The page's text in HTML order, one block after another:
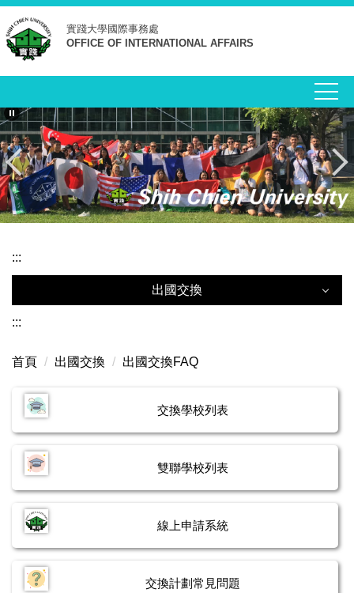
跳
到
主
要
容
區
實踐大學國際事務處
OFFICE OF INTERNATIONAL AFFAIRS
:::
出國交換
交換暨雙聯計畫最新消息
單學期交換學校列表
交換計劃常見問題
交換暨雙聯計畫表單下載
交換計劃心得
:::
首頁 出國交換 出國交換FAQ
交換學校列表
雙聯學校列表
線上申請系統
交換計劃常見問題